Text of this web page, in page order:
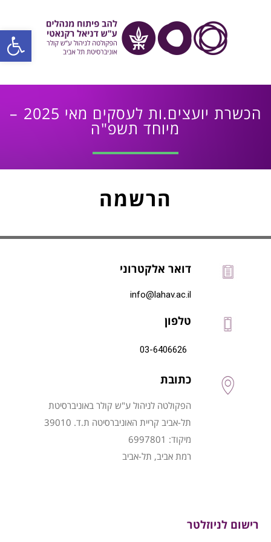
פתח
הכשרת יועצים.ות לעסקים מאי 2025 –
מיוחד תשפ"ה
הרשמה
דואר אלקטרוני
info@lahav.ac.il
טלפון
03-6406626
כתובת
הפקולטה לניהול ע"ש קולר באוניברסיטת
תל-אביב קריית האוניברסיטה ת.ד. 39010
מיקוד: 6997801
רמת אביב, תל-אביב
רישום לניוזלטר